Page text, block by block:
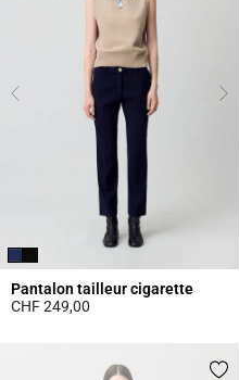
Pantalon tailleur cigarette
CHF 249,00